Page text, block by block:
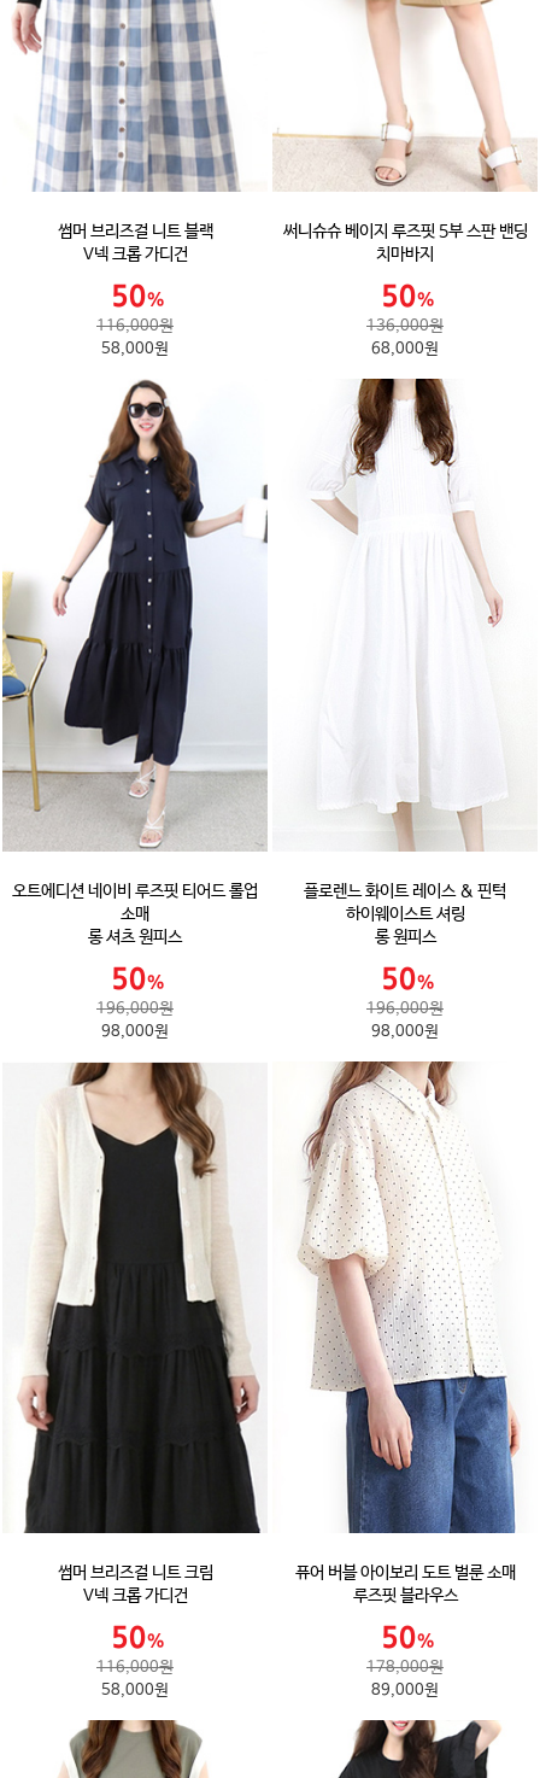
썸머 브리즈걸 니트 블랙
V넥 크롭 가디건
116,000원
58,000원
써니슈슈 베이지 루즈핏 5부 스판 밴딩
치마바지
136,000원
68,000원
오트에디션 네이비 루즈핏 티어드 롤업
소매
롱 셔츠 원피스
196,000원
98,000원
플로렌느 화이트 레이스 & 핀턱
하이웨이스트 셔링
롱 원피스
196,000원
98,000원
썸머 브리즈걸 니트 크림
V넥 크롭 가디건
116,000원
58,000원
퓨어 버블 아이보리 도트 벌룬 소매
루즈핏 블라우스
178,000원
89,000원